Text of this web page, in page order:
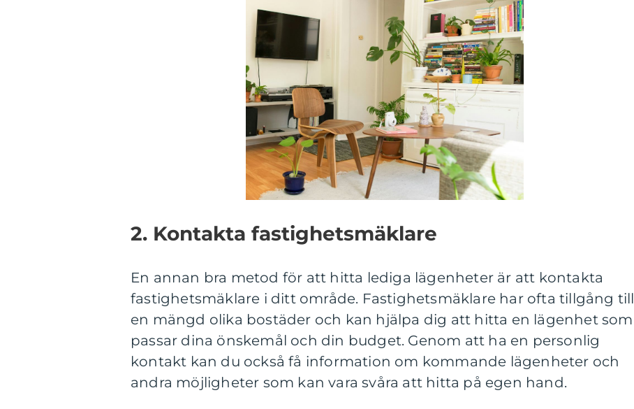
2. Kontakta fastighetsmäklare
En annan bra metod för att hitta lediga lägenheter är att kontakta
fastighetsmäklare i ditt område. Fastighetsmäklare har ofta tillgång till
en mängd olika bostäder och kan hjälpa dig att hitta en lägenhet som
passar dina önskemål och din budget. Genom att ha en personlig
kontakt kan du också få information om kommande lägenheter och
andra möjligheter som kan vara svåra att hitta på egen hand.